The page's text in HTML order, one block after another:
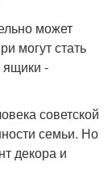
может
могут стать
ящики -
советской
семьи. Но
декора и